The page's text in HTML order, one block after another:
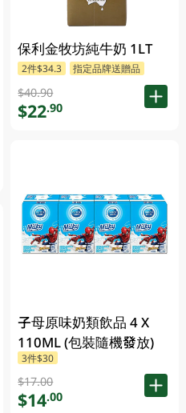
保利金牧坊純牛奶 1LT
2件$34.3 指定品牌送贈品
$40.90
$22.90
子母原味奶類飲品 4 X
110ML (包裝隨機發放)
3件$30
$17.00
$14.00